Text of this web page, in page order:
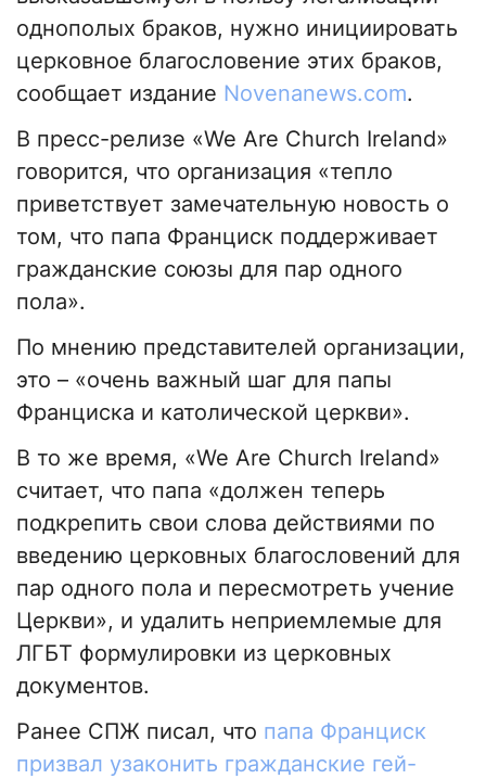
однополых браков, нужно инициировать
церковное благословение этих браков,
сообщает издание Novenanews.com.
В пресс-релизе «We Are Church Ireland»
говорится, что организация «тепло
приветствует замечательную новость о
том, что папа Франциск поддерживает
гражданские союзы для пар одного
пола».
По мнению представителей организации,
это – «очень важный шаг для папы
Франциска и католической церкви».
В то же время, «We Are Church Ireland»
считает, что папа «должен теперь
подкрепить свои слова действиями по
введению церковных благословений для
пар одного пола и пересмотреть учение
Церкви», и удалить неприемлемые для
ЛГБТ формулировки из церковных
документов.
Ранее СПЖ писал, что папа Франциск
призвал узаконить гражданские гей-